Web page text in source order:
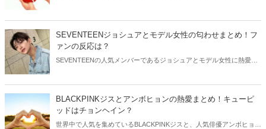
SEVENTEENジョシュアとモデル女性の匂わせまとめ！フ
ァンの反応は？
SEVENTEENの人気メンバーであるジョシュアとモデル女性に熱愛説
BLACKPINKジスとアンボヒョンの熱愛まとめ！キューピ
ッドはチョンヘイン？
世界中で人気を集めているBLACKPINKジスと、人気俳優アンボヒョン